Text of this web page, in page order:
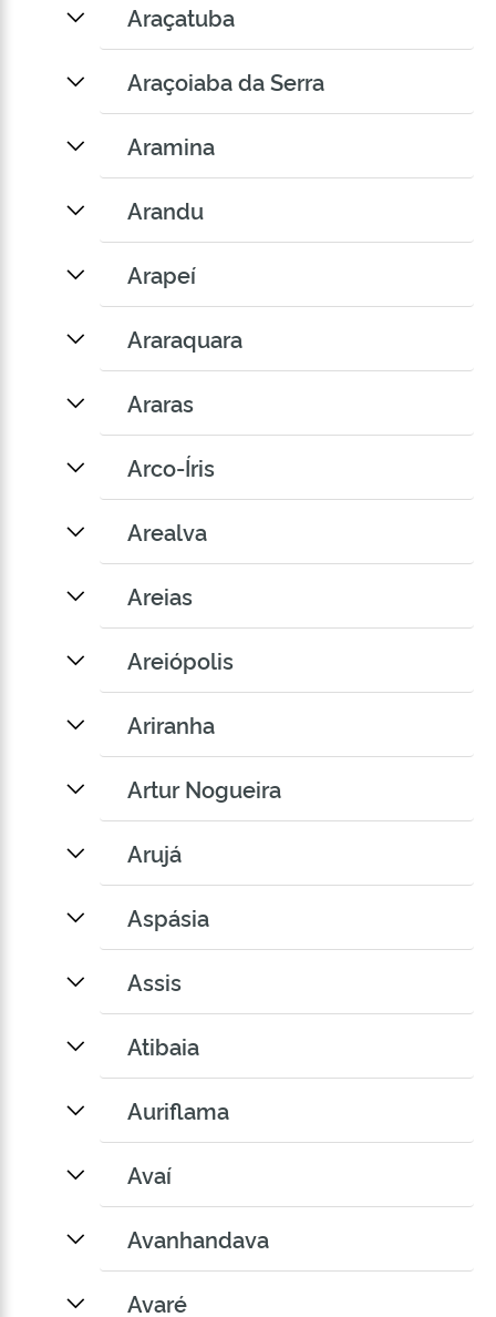
Araçatuba
Araçoiaba da Serra
Aramina
Arandu
Arapeí
Araraquara
Araras
Arco-Íris
Arealva
Areias
Areiópolis
Ariranha
Artur Nogueira
Arujá
Aspásia
Assis
Atibaia
Auriflama
Avaí
Avanhandava
Avaré